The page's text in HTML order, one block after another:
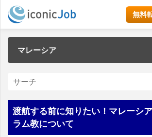
無料
マレーシア
渡航する前に知りたい！マレーシ
ラム教について